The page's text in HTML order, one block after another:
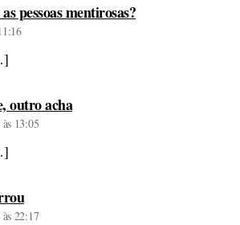
pessoas mentirosas?diz:
outro achadiz:
13:05
diz:
22:17